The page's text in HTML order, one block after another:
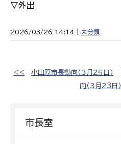
▽外出
2026/03/26 14:14 | 未分類
<< 小田原市長動向（３月２５日）
向（３月２3日）
市長室